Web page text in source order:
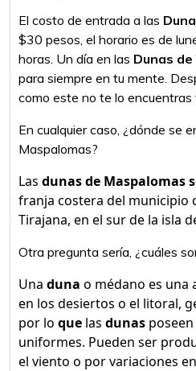
El costo de entrada a las
$30 pesos, el horario es de
horas. Un día en las Dunas de
para siempre en tu mente.
como este no te lo encuentras
En cualquier caso, ¿dónde se
Maspalomas?
Las dunas de Maspalomas
franja costera del municipio
Tirajana, en el sur de la isla
Otra pregunta sería, ¿cuáles
Una duna o médano es una
en los desiertos o el litoral,
por lo que las dunas
uniformes. Pueden ser
el viento o por variaciones